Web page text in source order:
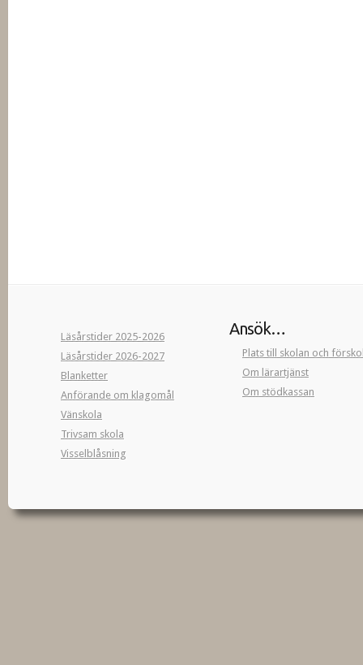
Läsårstider 2025-2026
Läsårstider 2026-2027
Blanketter
Anförande om klagomål
Vänskola
Trivsam skola
Visselblåsning
Ansök…
Plats till skolan och
Om lärartjänst
Om stödkassan